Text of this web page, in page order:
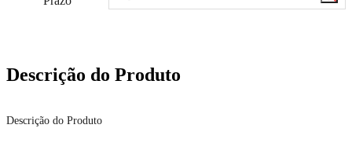
Descrição do Produto
Descrição do Produto